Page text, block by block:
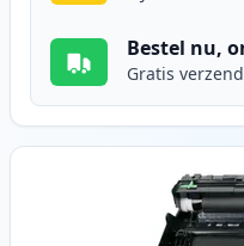
Bestel nu,
Gratis